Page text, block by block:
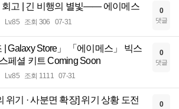
회고 | 긴 비행의 별빛—— 에이메스
Lv.85 조회 306 07-31
0
댓글
| Galaxy Store」 「에이메스」 빅스
페셜 키트 Coming Soon
Lv.85 조회 1111 07-31
0
댓글
위기 · 사분면 확장] 위기 상황 도전
0